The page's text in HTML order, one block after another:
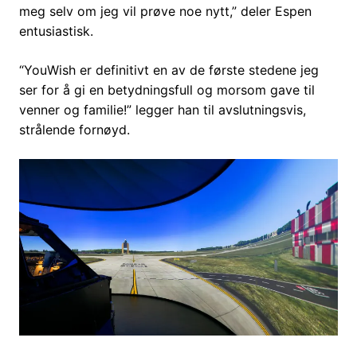
meg selv om jeg vil prøve noe nytt,” deler Espen
entusiastisk.
“YouWish er definitivt en av de første stedene jeg
ser for å gi en betydningsfull og morsom gave til
venner og familie!” legger han til avslutningsvis,
strålende fornøyd.